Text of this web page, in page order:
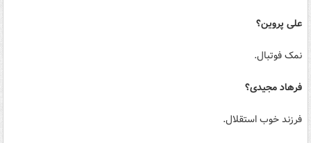
علی پروین؟
نمک فوتبال.
فرهاد مجیدی؟
فرزند خوب استقلال.